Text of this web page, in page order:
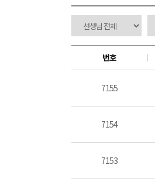
번호
7155
7154
7153